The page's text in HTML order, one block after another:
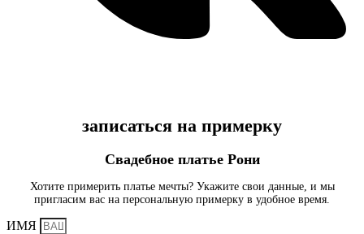
записаться на примерку
Свадебное платье Рони
Хотите примерить платье мечты? Укажите свои данные, и мы
пригласим вас на персональную примерку в удобное время.
ИМЯ